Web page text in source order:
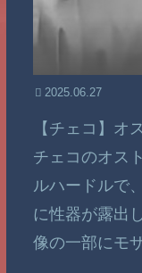
2025.06.27
【チェコ】オ
チェコのオス
ルハードルで
に性器が露出
像の一部にモ